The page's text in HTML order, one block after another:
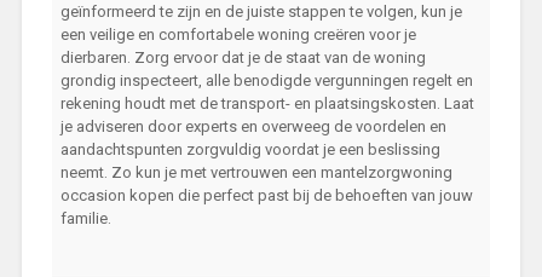
geïnformeerd te zijn en de juiste stappen te volgen, kun je
een veilige en comfortabele woning creëren voor je
dierbaren. Zorg ervoor dat je de staat van de woning
grondig inspecteert, alle benodigde vergunningen regelt en
rekening houdt met de transport- en plaatsingskosten. Laat
je adviseren door experts en overweeg de voordelen en
aandachtspunten zorgvuldig voordat je een beslissing
neemt. Zo kun je met vertrouwen een mantelzorgwoning
occasion kopen die perfect past bij de behoeften van jouw
familie.